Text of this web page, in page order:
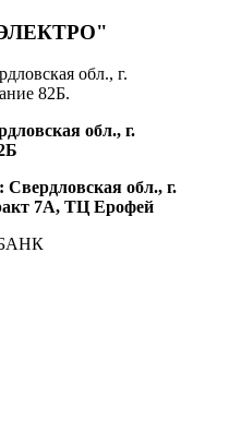
обл., г.
82Б.
обл., г.
обл., г.
7А, ТЦ Ерофей